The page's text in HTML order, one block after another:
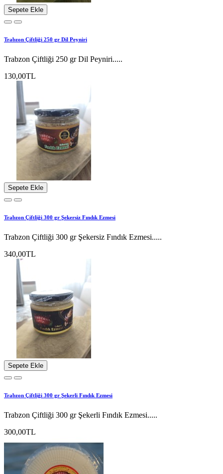
Sepete Ekle
Trabzon Çiftliği 250 gr Dil Peyniri
Trabzon Çiftliği 250 gr Dil Peyniri.....
130,00TL
Sepete Ekle
Trabzon Çiftliği 300 gr Şekersiz Fındık Ezmesi
Trabzon Çiftliği 300 gr Şekersiz Fındık Ezmesi.....
340,00TL
Sepete Ekle
Trabzon Çiftliği 300 gr Şekerli Fındık Ezmesi
Trabzon Çiftliği 300 gr Şekerli Fındık Ezmesi.....
300,00TL